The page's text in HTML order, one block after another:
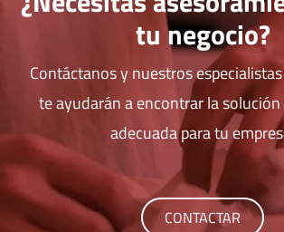
tu negocio?
Contáctanos y nuestros
te ayudarán a encontrar la
adecuada para tu
CONTACTAR